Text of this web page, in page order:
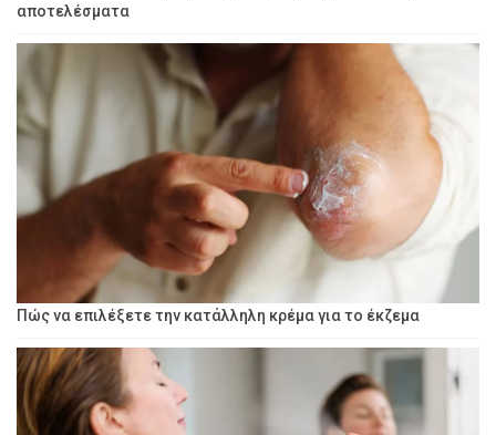
αποτελέσματα
Πώς να επιλέξετε την κατάλληλη κρέμα για το έκζεμα